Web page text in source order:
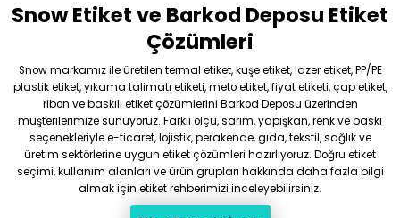
Gönder
Snow Etiket ve Barkod Deposu Etiket
Çözümleri
Snow markamız ile üretilen termal etiket, kuşe etiket, lazer etiket, PP/PE
plastik etiket, yıkama talimatı etiketi, meto etiket, fiyat etiketi, çap etiket,
ribon ve baskılı etiket çözümlerini Barkod Deposu üzerinden
müşterilerimize sunuyoruz. Farklı ölçü, sarım, yapışkan, renk ve baskı
seçenekleriyle e-ticaret, lojistik, perakende, gıda, tekstil, sağlık ve
üretim sektörlerine uygun etiket çözümleri hazırlıyoruz. Doğru etiket
seçimi, kullanım alanları ve ürün grupları hakkında daha fazla bilgi
almak için etiket rehberimizi inceleyebilirsiniz.